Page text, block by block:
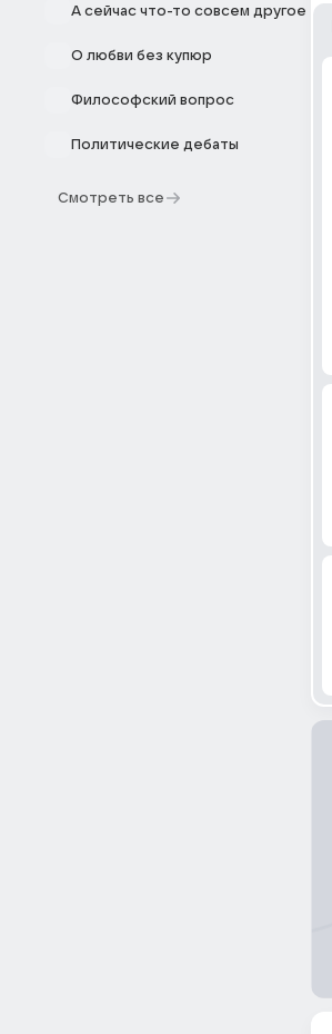
А сейчас что-то совсем другое
О любви без купюр
Философский вопрос
Политические дебаты
Смотреть все